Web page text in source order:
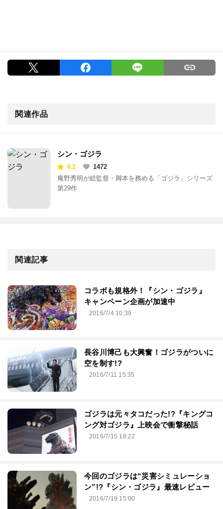
関連作品
シン・ゴジラ
4.2
1472
庵野秀明が総監督・脚本を務める「ゴジラ」シリーズ
第29作
関連記事
コラボも規格外！『シン・ゴジラ』
キャンペーン企画が加速中
2016/7/4 10:39
長谷川博己も大興奮！ゴジラがついに
空を制す!?
2016/7/11 15:35
ゴジラは元々タコだった!?『キングコ
ング対ゴジラ』上映会で衝撃秘話
2016/7/15 18:22
今回のゴジラは“災害シミュレーショ
ン”!?『シン・ゴジラ』最速レビュー
2016/7/19 15:00